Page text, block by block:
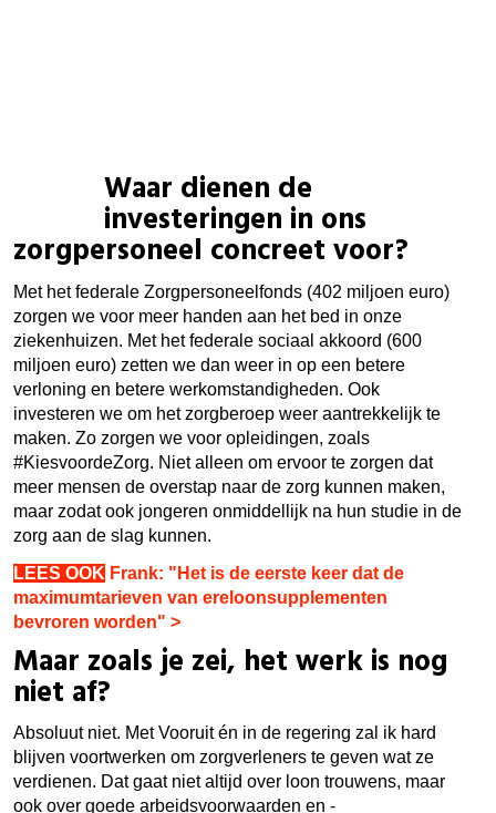
Waar dienen de
investeringen in ons
zorgpersoneel concreet voor?
Met het federale Zorgpersoneelfonds (402 miljoen euro)
zorgen we voor meer handen aan het bed in onze
ziekenhuizen. Met het federale sociaal akkoord (600
miljoen euro) zetten we dan weer in op een betere
verloning en betere werkomstandigheden. Ook
investeren we om het zorgberoep weer aantrekkelijk te
maken. Zo zorgen we voor opleidingen, zoals
#KiesvoordeZorg. Niet alleen om ervoor te zorgen dat
meer mensen de overstap naar de zorg kunnen maken,
maar zodat ook jongeren onmiddellijk na hun studie in de
zorg aan de slag kunnen.
LEES OOK Frank: " Het is de eerste keer dat de
maximumtarieven van ereloonsupplementen
bevroren worden" >
Maar zoals je zei, het werk is nog
niet af?
Absoluut niet. Met Vooruit én in de regering zal ik hard
blijven voortwerken om zorgverleners te geven wat ze
verdienen. Dat gaat niet altijd over loon trouwens, maar
ook over goede arbeidsvoorwaarden en -